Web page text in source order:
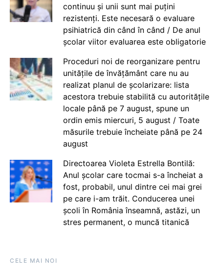
continuu și unii sunt mai puțini
rezistenți. Este necesară o evaluare
psihiatrică din când în când / De anul
școlar viitor evaluarea este obligatorie
Proceduri noi de reorganizare pentru
unitățile de învățământ care nu au
realizat planul de școlarizare: lista
acestora trebuie stabilită cu autoritățile
locale până pe 7 august, spune un
ordin emis miercuri, 5 august / Toate
măsurile trebuie încheiate până pe 24
august
Directoarea Violeta Estrella Bontilă:
Anul școlar care tocmai s-a încheiat a
fost, probabil, unul dintre cei mai grei
pe care i-am trăit. Conducerea unei
școli în România înseamnă, astăzi, un
stres permanent, o muncă titanică
CELE MAI NOI